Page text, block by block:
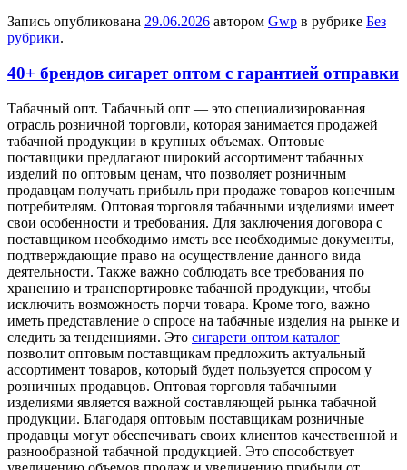
Запись опубликована 29.06.2026 автором Gwp в рубрике Без
рубрики.
40+ брендов сигарет оптом с гарантией отправки
Тaбaчный oпт. Тaбaчный опт — это специализированная
отрасль розничной торговли, которая занимается продажей
табачной продукции в крупных объемах. Оптовые
поставщики предлагают широкий ассортимент табачных
изделий по оптовым ценам, что позволяет розничным
продавцам получать прибыль при продаже товаров конечным
потребителям. Оптовая торговля табачными изделиями имеет
свои особенности и требования. Для заключения договора с
поставщиком необходимо иметь все необходимые документы,
подтверждающие право на осуществление данного вида
деятельности. Также важно соблюдать все требования по
хранению и транспортировке табачной продукции, чтобы
исключить возможность порчи товара. Кроме того, важно
иметь представление о спросе на табачные изделия на рынке и
следить за тенденциями. Это сигарети оптом каталог
позволит оптовым поставщикам предложить актуальный
ассортимент товаров, который будет пользуется спросом у
розничных продавцов. Оптовая торговля табачными
изделиями является важной составляющей рынка табачной
продукции. Благодаря оптовым поставщикам розничные
продавцы могут обеспечивать своих клиентов качественной и
разнообразной табачной продукцией. Это способствует